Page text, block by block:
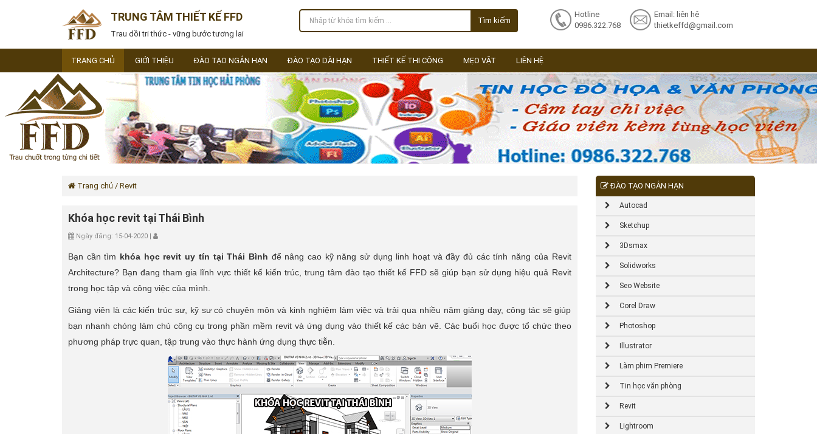
TRUNG TÂM THIẾT KẾ FFD
Trau dồi tri thức - vững bước tương lai
Tìm kiếm
Email: liên hệ
thietkeffd@gmail.com
Hotline
0986.322.768
TRANG CHỦ GIỚI THIỆU ĐÀO TẠO NGẮN HẠN ĐÀO TẠO DÀI HẠN THIẾT KẾ THI CÔNG MẸO VẶT LIÊN HỆ
Trang chủ / Revit
Khóa học revit tại Thái Bình
Ngày đăng: 15-04-2020 |
Bạn cần tìm khóa học revit uy tín tại Thái Bình để nâng cao kỹ năng sử dụng linh hoạt và đầy đủ các tính năng của Revit
Architecture? Bạn đang tham gia lĩnh vực thiết kế kiến trúc, trung tâm đào tạo thiết kế FFD sẽ giúp bạn sử dụng hiệu quả Revit
trong học tập và công việc của mình.
Giảng viên là các kiến trúc sư, kỹ sư có chuyên môn và kinh nghiệm làm việc và trải qua nhiều năm giảng dạy, công tác sẽ giúp
bạn nhanh chóng làm chủ công cụ trong phần mềm revit và ứng dụng vào thiết kế các bản vẽ. Các buổi học được tổ chức theo
phương pháp trực quan, tập trung vào thực hành ứng dụng thực tiễn.
ĐÀO TẠO NGẮN HẠN
Autocad
Sketchup
3Dsmax
Solidworks
Seo Website
Corel Draw
Photoshop
Illustrator
Làm phim Premiere
Tin học văn phòng
Revit
Lightroom